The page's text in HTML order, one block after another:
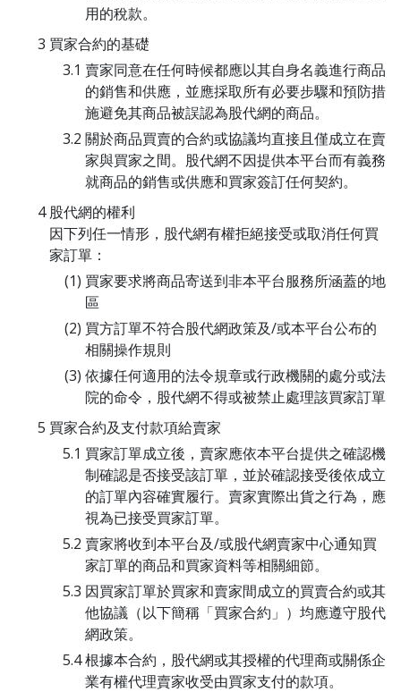
用的稅款。
買家合約的基礎
賣家同意在任何時候都應以其自身名義進行商品
的銷售和供應，並應採取所有必要步驟和預防措
施避免其商品被誤認為股代網的商品。
關於商品買賣的合約或協議均直接且僅成立在賣
家與買家之間。股代網不因提供本平台而有義務
就商品的銷售或供應和買家簽訂任何契約。
股代網的權利
因下列任一情形，股代網有權拒絕接受或取消任何買
家訂單：
買家要求將商品寄送到非本平台服務所涵蓋的地
區
買方訂單不符合股代網政策及/或本平台公布的
相關操作規則
依據任何適用的法令規章或行政機關的處分或法
院的命令，股代網不得或被禁止處理該買家訂單
買家合約及支付款項給賣家
買家訂單成立後，賣家應依本平台提供之確認機
制確認是否接受該訂單，並於確認接受後依成立
的訂單內容確實履行。賣家實際出貨之行為，應
視為已接受買家訂單。
賣家將收到本平台及/或股代網賣家中心通知買
家訂單的商品和買家資料等相關細節。
因買家訂單於買家和賣家間成立的買賣合約或其
他協議（以下簡稱「買家合約」）均應遵守股代
網政策。
根據本合約，股代網或其授權的代理商或關係企
業有權代理賣家收受由買家支付的款項。